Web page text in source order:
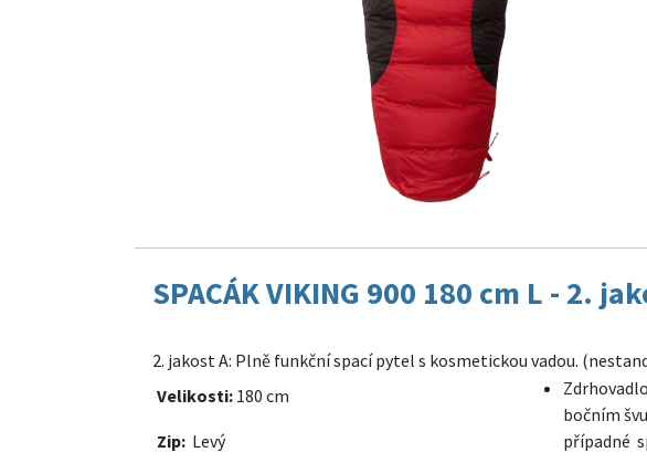
SPACÁK VIKING 900 180 cm L - 2.
2. jakost A: Plně funkční spací pytel s kosmetickou vadou.
Velikosti: 180 cm
bočním
případné
Zip: Levý